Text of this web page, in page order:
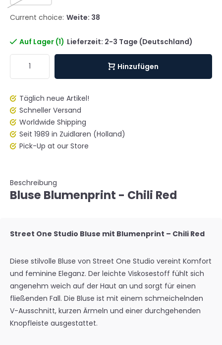
Current choice: Weite: 38
Auf Lager (1) Lieferzeit: 2-3 Tage (Deutschland)
Hinzufügen
Täglich neue Artikel!
Schneller Versand
Worldwide Shipping
Seit 1989 in Zuidlaren (Holland)
Pick-Up at our Store
Beschreibung
Bluse Blumenprint - Chili Red
Street One Studio Bluse mit Blumenprint – Chili Red
Diese stilvolle Bluse von Street One Studio vereint Komfort
und feminine Eleganz. Der leichte Viskosestoff fühlt sich
angenehm weich auf der Haut an und sorgt für einen
fließenden Fall. Die Bluse ist mit einem schmeichelnden
V-Ausschnitt, kurzen Ärmeln und einer durchgehenden
Knopfleiste ausgestattet.